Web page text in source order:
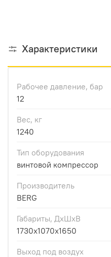
Характеристики
Рабочее давление, бар
12
Вес, кг
1240
Тип оборудования
винтовой компрессор
Производитель
BERG
Габариты, ДхШхВ
1730x1070x1650
Выход под воздух